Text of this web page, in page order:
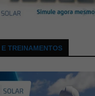
TREINAMENTOS